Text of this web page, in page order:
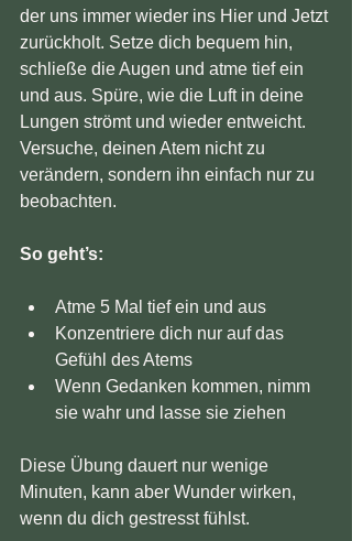
der uns immer wieder ins Hier und Jetzt
zurückholt. Setze dich bequem hin,
schließe die Augen und atme tief ein
und aus. Spüre, wie die Luft in deine
Lungen strömt und wieder entweicht.
Versuche, deinen Atem nicht zu
verändern, sondern ihn einfach nur zu
beobachten.
So geht’s:
Atme 5 Mal tief ein und aus
Konzentriere dich nur auf das
Gefühl des Atems
Wenn Gedanken kommen, nimm
sie wahr und lasse sie ziehen
Diese Übung dauert nur wenige
Minuten, kann aber Wunder wirken,
wenn du dich gestresst fühlst.